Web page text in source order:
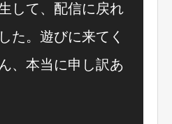
して、配信に戻れ
た。遊びに来てく
、本当に申し訳あ